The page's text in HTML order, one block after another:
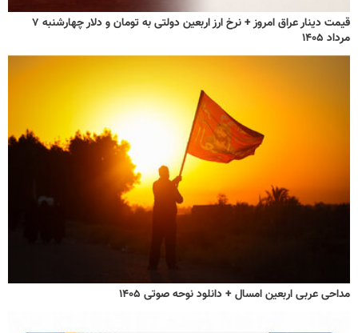
قیمت دینار عراق امروز + نرخ ارز اربعین دولتی به تومان و دلار چهارشنبه ۷
مرداد ۱۴۰۵
مداحی عربی اربعین امسال + دانلود نوحه صوتی ۱۴۰۵